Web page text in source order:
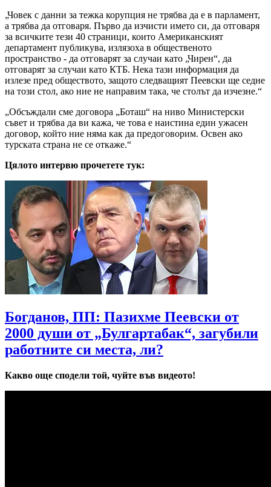
„Човек с данни за тежка корупция не трябва да е в парламент,
а трябва да отговаря. Първо да изчисти името си, да отговаря
за всичките тези 40 страници, които Американският
департамент публикува, излязоха в общественото
пространство - да отговарят за случаи като „Чирен“, да
отговарят за случаи като КТБ. Нека тази информация да
излезе пред обществото, защото следващият Пеевски ще седне
на този стол, ако ние не направим така, че столът да изчезне.“
„Обсъждали сме договора „Боташ“ на ниво Министерски
съвет и трябва да ви кажа, че това е наистина един ужасен
договор, който ние няма как да предоговорим. Освен ако
турската страна не се откаже.“
Цялото интервю прочетете тук:
Богданов, ПП: Пазихме Пеевски от
2000 души от „Булгартабак“, загубили
работните си места, ли?
Какво още сподели той, чуйте във видеото!